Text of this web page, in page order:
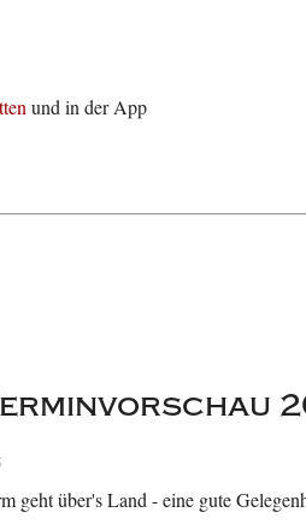
und in der App
geht über's Land - eine gute